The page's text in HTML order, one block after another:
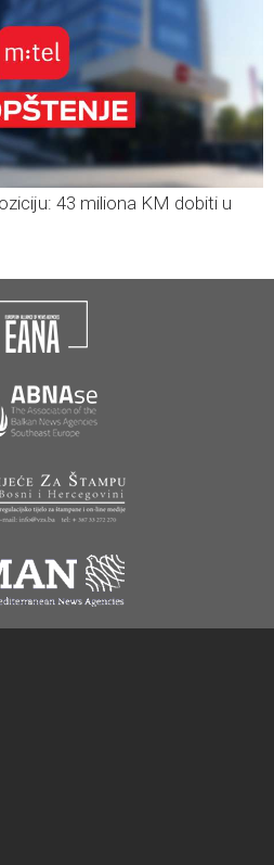
43 miliona KM dobiti u